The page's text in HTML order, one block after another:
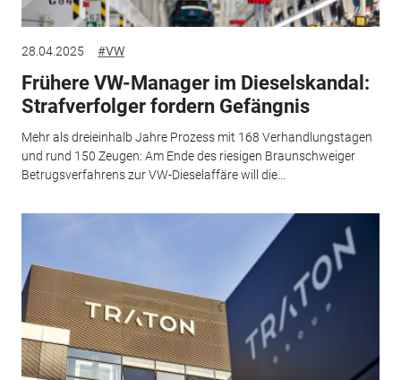
28.04.2025 #VW
Frühere VW-Manager im Dieselskandal:
Strafverfolger fordern Gefängnis
Mehr als dreieinhalb Jahre Prozess mit 168 Verhandlungstagen
und rund 150 Zeugen: Am Ende des riesigen Braunschweiger
Betrugsverfahrens zur VW-Dieselaffäre will die...